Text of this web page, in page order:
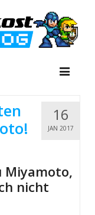
16
JAN 2017
Miyamoto,
nicht